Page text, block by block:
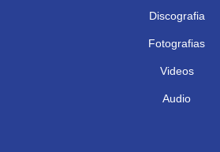
Discografia
Fotografias
Videos
Audio